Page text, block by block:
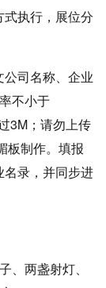
执行，展位分
司名称、企业
不小于
3M；请勿上传
板制作。填报
录，并同步进
两盏射灯、